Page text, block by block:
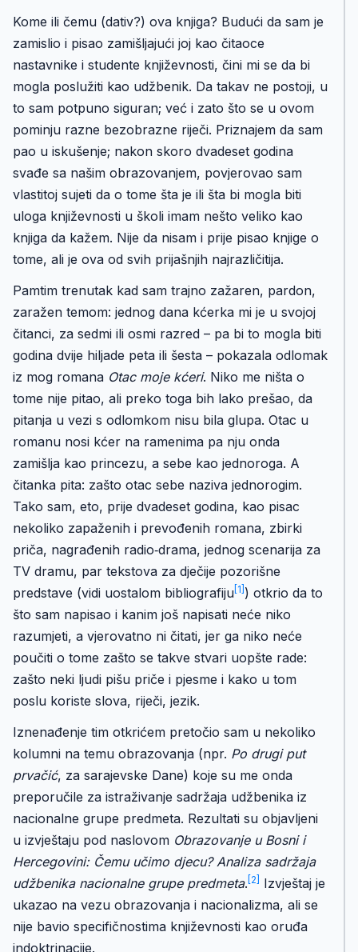
Kome ili čemu (dativ?) ova knjiga? Budući da sam je
zamislio i pisao zamišljajući joj kao čitaoce
nastavnike i studente književnosti, čini mi se da bi
mogla poslužiti kao udžbenik. Da takav ne postoji, u
to sam potpuno siguran; već i zato što se u ovom
pominju razne bezobrazne riječi. Priznajem da sam
pao u iskušenje; nakon skoro dvadeset godina
svađe sa našim obrazovanjem, povjerovao sam
vlastitoj sujeti da o tome šta je ili šta bi mogla biti
uloga književnosti u školi imam nešto veliko kao
knjiga da kažem. Nije da nisam i prije pisao knjige o
tome, ali je ova od svih prijašnjih najrazličitija.
Pamtim trenutak kad sam trajno zažaren, pardon,
zaražen temom: jednog dana kćerka mi je u svojoj
čitanci, za sedmi ili osmi razred – pa bi to mogla biti
godina dvije hiljade peta ili šesta – pokazala odlomak
iz mog romana Otac moje kćeri. Niko me ništa o
tome nije pitao, ali preko toga bih lako prešao, da
pitanja u vezi s odlomkom nisu bila glupa. Otac u
romanu nosi kćer na ramenima pa nju onda
zamišlja kao princezu, a sebe kao jednoroga. A
čitanka pita: zašto otac sebe naziva jednorogim.
Tako sam, eto, prije dvadeset godina, kao pisac
nekoliko zapaženih i prevođenih romana, zbirki
priča, nagrađenih radio‑drama, jednog scenarija za
TV dramu, par tekstova za dječije pozorišne
predstave (vidi uostalom bibliografiju [1] ) otkrio da to
što sam napisao i kanim još napisati neće niko
razumjeti, a vjerovatno ni čitati, jer ga niko neće
poučiti o tome zašto se takve stvari uopšte rade:
zašto neki ljudi pišu priče i pjesme i kako u tom
poslu koriste slova, riječi, jezik.
Iznenađenje tim otkrićem pretočio sam u nekoliko
kolumni na temu obrazovanja (npr. Po drugi put
prvačić, za sarajevske Dane) koje su me onda
preporučile za istraživanje sadržaja udžbenika iz
nacionalne grupe predmeta. Rezultati su objavljeni
u izvještaju pod naslovom Obrazovanje u Bosni i
Hercegovini: Čemu učimo djecu? Analiza sadržaja
udžbenika nacionalne grupe predmeta. [2]
Izvještaj je
ukazao na vezu obrazovanja i nacionalizma, ali se
nije bavio specifičnostima književnosti kao oruđa
indoktrinacije.